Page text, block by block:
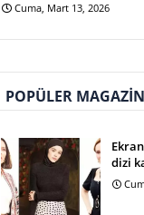
Cuma, Mart 13, 2026
POPÜLER MAGAZIN
dizi